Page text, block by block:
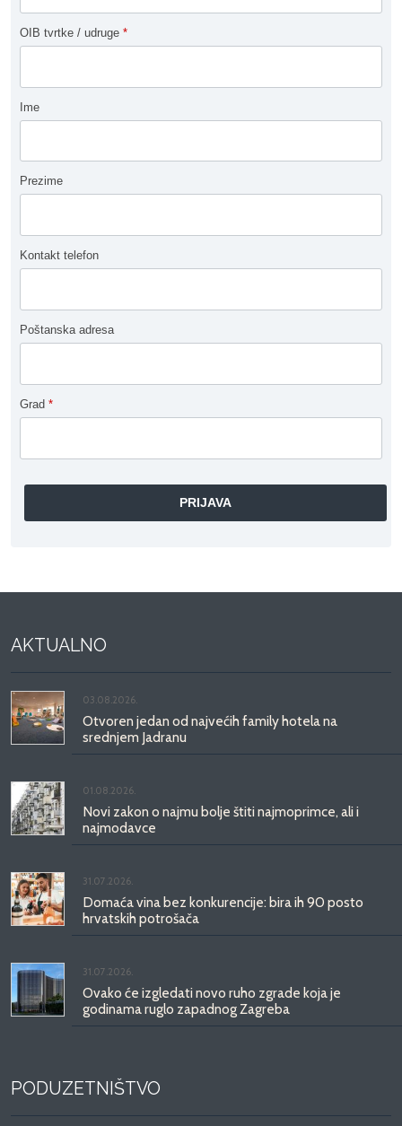
OIB tvrtke / udruge *
Ime
Prezime
Kontakt telefon
Poštanska adresa
Grad *
AKTUALNO
03.08.2026.
Otvoren jedan od najvećih family hotela na
srednjem Jadranu
01.08.2026.
Novi zakon o najmu bolje štiti najmoprimce, ali i
najmodavce
31.07.2026.
Domaća vina bez konkurencije: bira ih 90 posto
hrvatskih potrošača
31.07.2026.
Ovako će izgledati novo ruho zgrade koja je
godinama ruglo zapadnog Zagreba
PODUZETNIŠTVO